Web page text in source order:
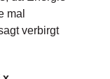
mal
verbirgt